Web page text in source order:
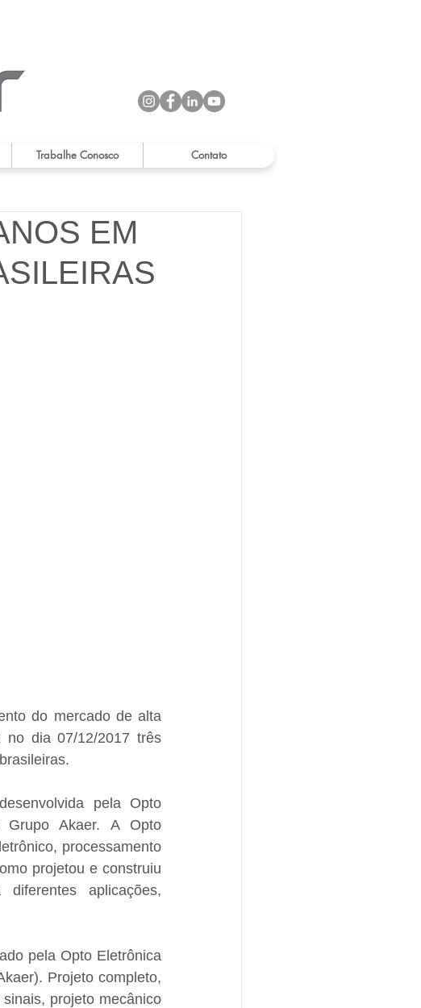
Trabalhe Conosco Contato
EM
do mercado de alta
no dia 07/12/2017 três
pela Opto
Akaer. A Opto
processamento
projetou e construiu
aplicações,
pela Opto Eletrônica
Projeto completo,
projeto mecânico